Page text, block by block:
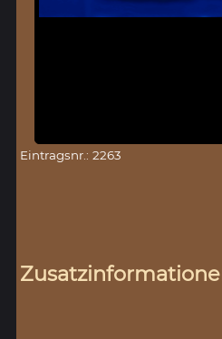
Eintragsnr.: 2263